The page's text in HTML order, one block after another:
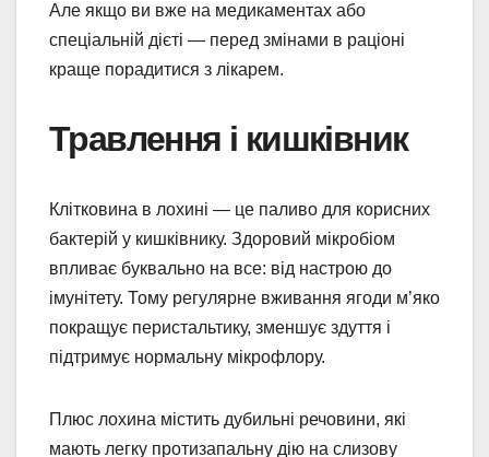
Але якщо ви вже на медикаментах або
спеціальній дієті — перед змінами в раціоні
краще порадитися з лікарем.
Травлення і кишківник
Клітковина в лохині — це паливо для корисних
бактерій у кишківнику. Здоровий мікробіом
впливає буквально на все: від настрою до
імунітету. Тому регулярне вживання ягоди м’яко
покращує перистальтику, зменшує здуття і
підтримує нормальну мікрофлору.
Плюс лохина містить дубильні речовини, які
мають легку протизапальну дію на слизову